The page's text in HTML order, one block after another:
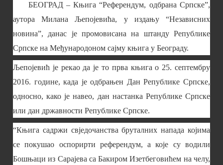
БЕОГРАД – Књига “Референдум, одбрана Српске”,
аутора Милана Љепојевића, у издању “Независних
новина”, данас је промовисана на штанду Републике
Српске на Међународоном сајму књига у Београду.
Љепојевић је рекао да је то прва књига о 25. септембру
2016. године, када је одбрањен Дан Републике Српске,
односно, како је навео, дан настанка Републике Српске
или дан државности Републике Српске.
“Књига садржи свједочанства бруталних напада којима
се покушао оспорирти референдум, а које су водили
Бошњаци из Сарајева са Бакиром Изетбеговићем на челу,